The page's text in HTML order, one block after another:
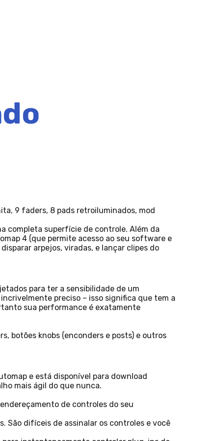
9 faders, 8 pads retroiluminados, mod
completa superfície de controle. Além da
4 (que permite acesso ao seu software e
arpejos, viradas, e lançar clipes do
para ter a sensibilidade de um
preciso – isso significa que tem a
sua performance é exatamente
botões knobs (enconders e posts) e outros
e está disponível para download
mais ágil do que nunca.
de controles do seu
São difíceis de assinalar os controles e você